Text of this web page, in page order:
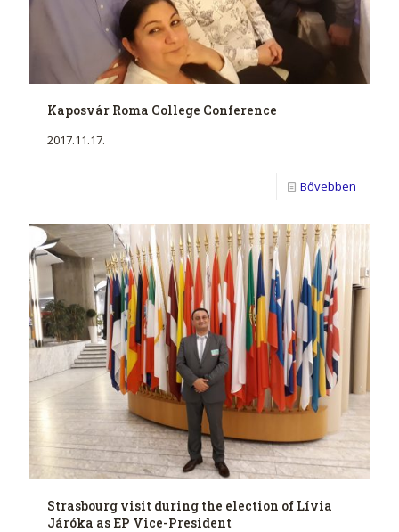
Kaposvár Roma College Conference
2017.11.17.
Bővebben
Strasbourg visit during the election of Lívia
Járóka as EP Vice-President